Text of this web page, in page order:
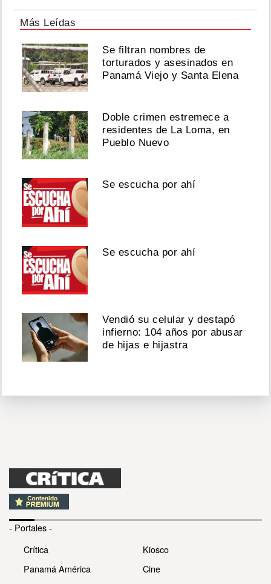
Más Leídas
Se filtran nombres de
torturados y asesinados en
Panamá Viejo y Santa Elena
Doble crimen estremece a
residentes de La Loma, en
Pueblo Nuevo
Se escucha por ahí
Se escucha por ahí
Vendió su celular y destapó
infierno: 104 años por abusar
de hijas e hijastra
- Portales -
Crítica
Panamá América
Kiosco
Cine